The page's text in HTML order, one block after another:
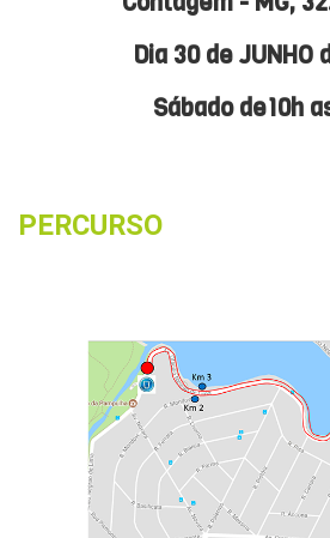
Dia 30 de JUNHO
Sábado de10h
PERCURSO